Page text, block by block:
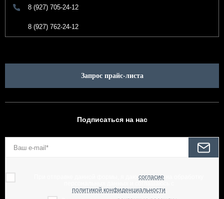
8 (927) 705-24-12
8 (927) 762-24-12
Запрос прайс-листа
Подписаться на нас
согласие
политикой конфиденциальности